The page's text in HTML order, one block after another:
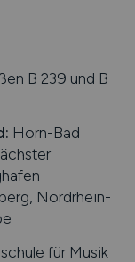
B 239 und B
: Horn-Bad
Nordrhein-
für Musik